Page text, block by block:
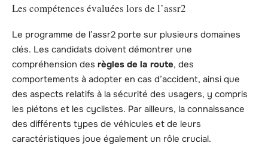
Les compétences évaluées lors de l’assr2
Le programme de l’assr2 porte sur plusieurs domaines
clés. Les candidats doivent démontrer une
compréhension des règles de la route, des
comportements à adopter en cas d’accident, ainsi que
des aspects relatifs à la sécurité des usagers, y compris
les piétons et les cyclistes. Par ailleurs, la connaissance
des différents types de véhicules et de leurs
caractéristiques joue également un rôle crucial.